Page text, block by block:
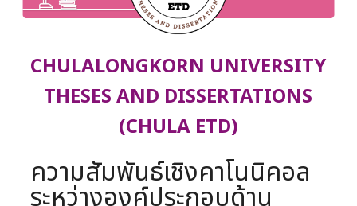
CHULALONGKORN UNIVERSITY
THESES AND DISSERTATIONS
(CHULA ETD)
ความสัมพันธ์เชิงคาโนนิคอล
ระหว่างองค์ประกอบด้าน